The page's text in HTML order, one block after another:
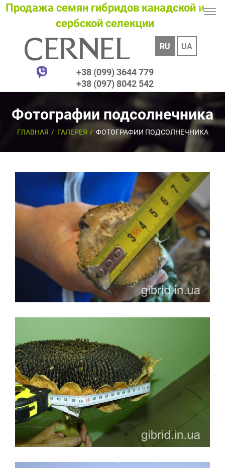
Продажа семян гибридов канадской и
сербской селекции
RU UA
+38 (099) 3644 779
+38 (097) 8042 542
Фотографии подсолнечника
ГЛАВНАЯ ГАЛЕРЕЯ ФОТОГРАФИИ ПОДСОЛНЕЧНИКА